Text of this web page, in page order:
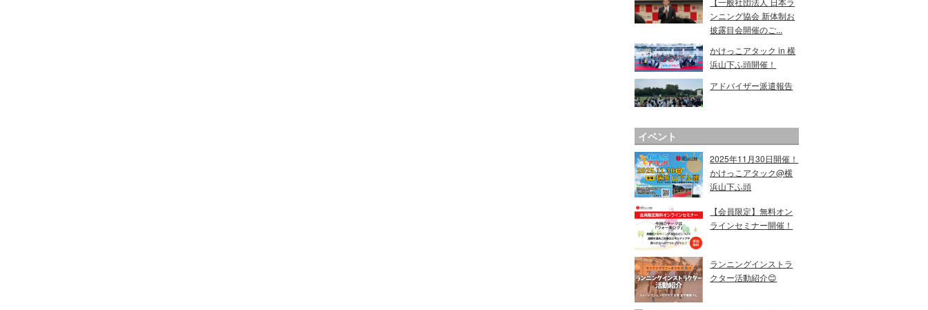
ンニング協会 新体制お
披露目会開催のご...
かけっこアタック in 横
浜山下ふ頭開催！
アドバイザー派遣報告
イベント
2025年11月30日開催！
かけっこアタック@横
浜山下ふ頭
【会員限定】無料オン
ラインセミナー開催！
ランニングインストラ
クター活動紹介😊